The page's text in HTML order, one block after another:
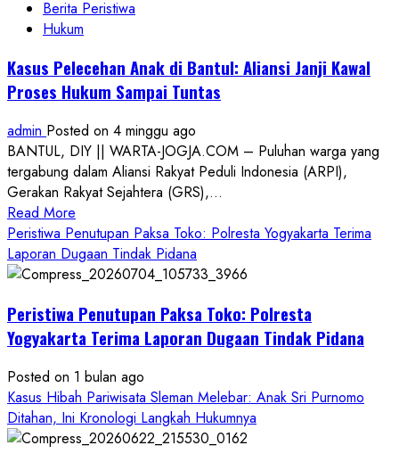
Berita Peristiwa
Hukum
Kasus Pelecehan Anak di Bantul: Aliansi Janji Kawal
Proses Hukum Sampai Tuntas
admin Posted on 4 minggu ago
BANTUL, DIY || WARTA-JOGJA.COM – Puluhan warga yang
tergabung dalam Aliansi Rakyat Peduli Indonesia (ARPI),
Gerakan Rakyat Sejahtera (GRS),...
Read More
more
about
Kasus
Anak
di
Aliansi
Janji
Kawal
Proses
Peristiwa Penutupan Paksa Toko: Polresta Yogyakarta Terima
Laporan Dugaan Tindak Pidana
Peristiwa Penutupan Paksa Toko: Polresta
Yogyakarta Terima Laporan Dugaan Tindak Pidana
Posted on 1 bulan ago
Kasus Hibah Pariwisata Sleman Melebar: Anak Sri Purnomo
Ditahan, Ini Kronologi Langkah Hukumnya